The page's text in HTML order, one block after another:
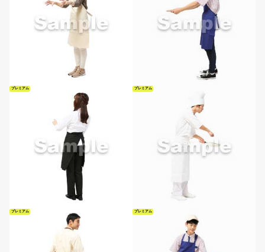
プレミアム プレミアム
プレミアム プレミアム